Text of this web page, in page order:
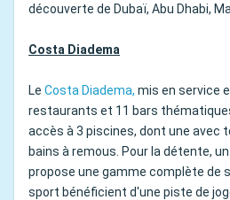
découverte de Dubaï, Abu Dhabi,
Costa Diadema
Le Costa Diadema, mis en service
restaurants et 11 bars
accès à 3 piscines, dont une avec
bains à remous. Pour la détente,
propose une gamme complète de
sport bénéficient d'une piste de